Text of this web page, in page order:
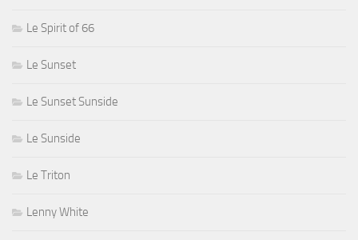
Le Spirit of 66
Le Sunset
Le Sunset Sunside
Le Sunside
Le Triton
Lenny White